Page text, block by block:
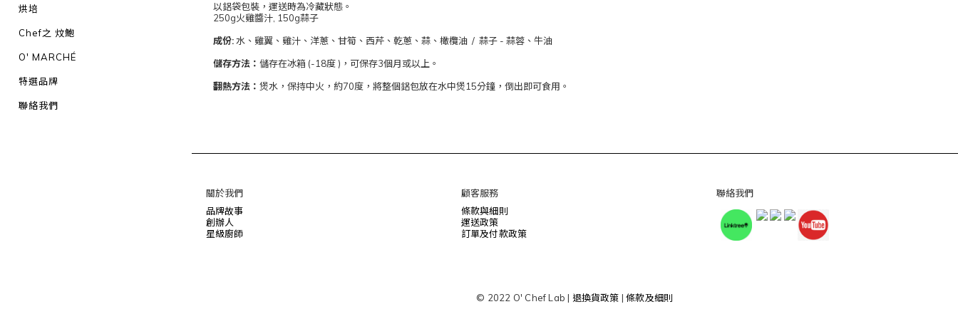
烘培
Chef之 炆鮑
O' MARCHÉ
特選品牌
聯絡我們
以鋁袋包裝，運送時為冷藏狀態。
250g火雞醬汁, 150g蒜子
成份:水、雞翼、雞汁、洋蔥、甘筍、西芹、乾蔥、蒜、橄欖油 / 蒜子 - 蒜蓉、牛油
儲存方法： 儲存在冰箱 (-18度 )，可保存3個月或以上。
翻熱方法： 煲水，保持中火，約70度，將整個鋁包放在水中煲15分鐘，倒出即可食用。
關於我們
品牌故事
創辦人
星級廚師
顧客服務
條款與細則
運送政策
訂單及付款政策
聯絡我們
© 2022 O' Chef Lab | 退換貨政策 |條款及細則